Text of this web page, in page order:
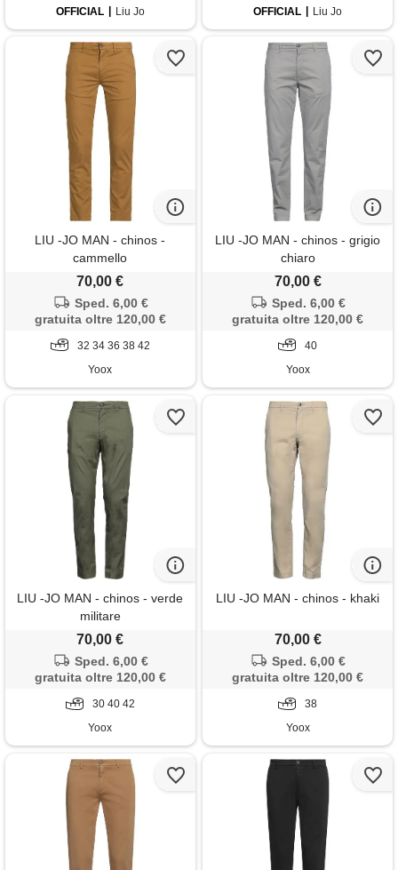
OFFICIAL Liu Jo OFFICIAL Liu Jo
LIU -JO MAN - chinos -
cammello
70,00 €
Sped. 6,00 €
gratuita oltre 120,00 €
32 34 36 38 42
Yoox
LIU -JO MAN - chinos - grigio
chiaro
70,00 €
Sped. 6,00 €
gratuita oltre 120,00 €
40
Yoox
LIU -JO MAN - chinos - verde
militare
70,00 €
Sped. 6,00 €
gratuita oltre 120,00 €
30 40 42
Yoox
LIU -JO MAN - chinos - khaki
70,00 €
Sped. 6,00 €
gratuita oltre 120,00 €
38
Yoox